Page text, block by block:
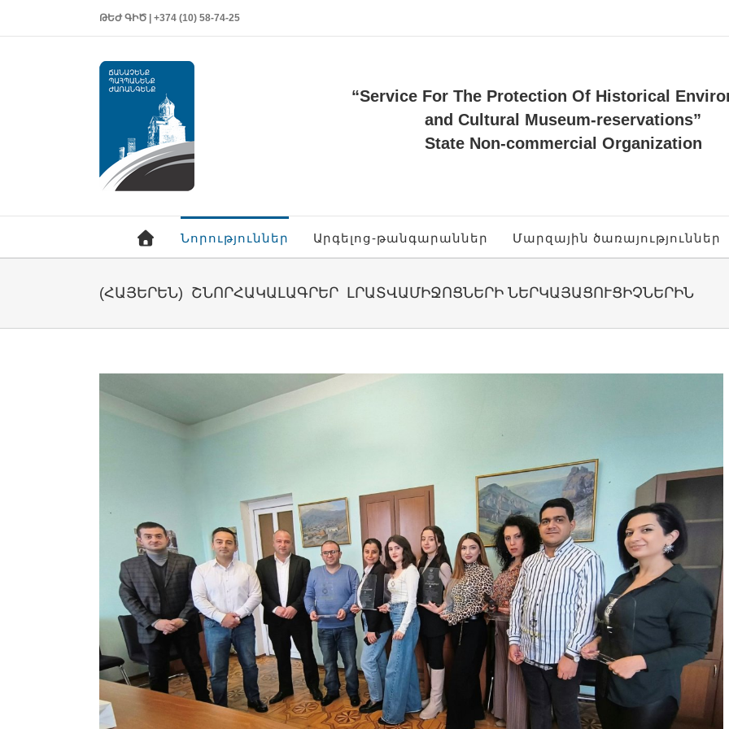
ԹԵԺ ԳԻԾ | +374 (10) 58-74-25
“Service For The Protection Of Historical
and Cultural Museum-reservations”
State Non-commercial Organization
Նորություններ Արգելոց-թանգարաններ Մարզային ծառայություններ
(ՀԱՅԵՐԵՆ) ՇՆՈՐՀԱԿԱԼԱԳՐԵՐ ԼՐԱՏՎԱՄԻՋՈՑՆԵՐԻ ՆԵՐԿԱՅԱՑՈՒՑԻՉՆԵՐԻՆ
Larger